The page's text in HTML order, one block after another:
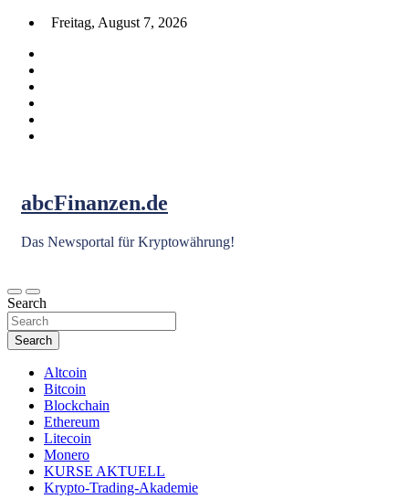
Skip
content
Freitag, August 7, 2026
abcFinanzen.de
Das Newsportal für Kryptowährung!
Search
Search
Altcoin
Bitcoin
Blockchain
Ethereum
Litecoin
Monero
KURSE AKTUELL
Krypto-Trading-Akademie